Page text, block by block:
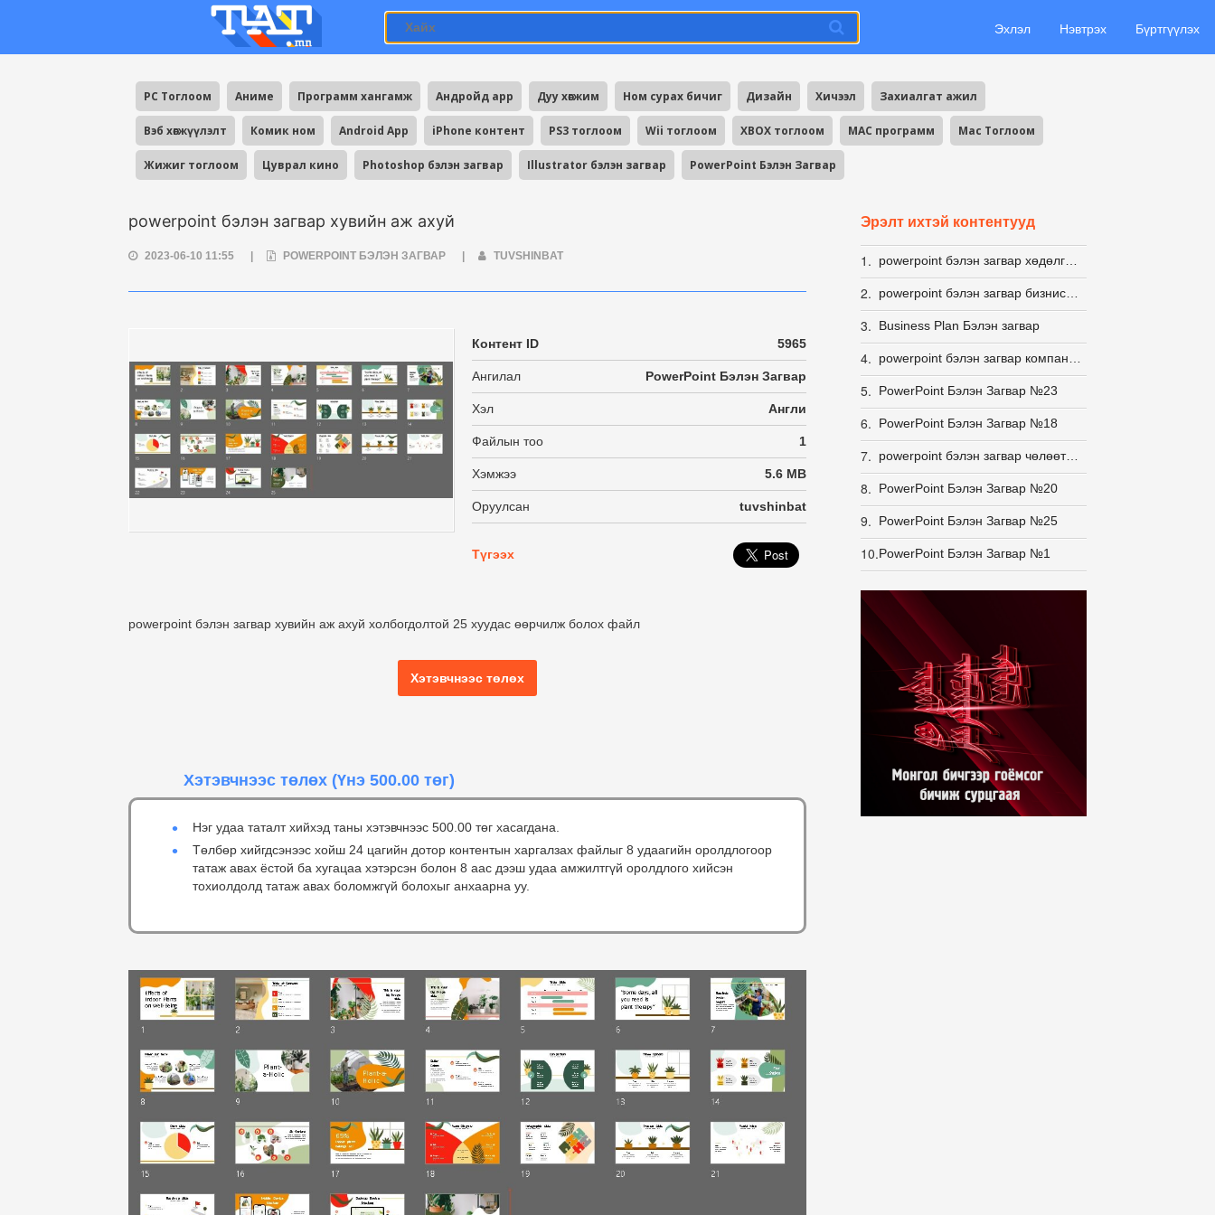
Эхлэл Нэвтрэх Бүртгүүлэх
PC Тоглоом Аниме Программ хангамж Андройд app Дуу хөгжим Ном сурах бичиг Дизайн Хичээл Захиалгат ажил
Вэб хөгжүүлэлт Комик ном Android App iPhone контент PS3 тоглоом Wii тоглоом XBOX тоглоом MAC программ Mac Тоглоом
Жижиг тоглоом Цуврал кино Photoshop бэлэн загвар Illustrator бэлэн загвар PowerPoint Бэлэн Загвар
powerpoint бэлэн загвар хувийн аж ахуй
2023-06-10 11:55 POWERPOINT БЭЛЭН ЗАГВАР TUVSHINBAT
Контент ID 5965
Ангилал PowerPoint Бэлэн Загвар
Хэл Англи
Файлын тоо 1
Хэмжээ 5.6 MB
Оруулсан tuvshinbat
Түгээх
powerpoint бэлэн загвар хувийн аж ахуй холбогдолтой 25 хуудас өөрчилж болох файл
Хэтэвчнээс төлөх
Хэтэвчнээс төлөх (Үнэ 500.00 төг)
Нэг удаа таталт хийхэд таны хэтэвчнээс 500.00 төг хасагдана.
Төлбөр хийгдсэнээс хойш 24 цагийн дотор контентын харгалзах файлыг 8 удаагийн оролдлогоор
татаж авах ёстой ба хугацаа хэтэрсэн болон 8 аас дээш удаа амжилтгүй оролдлого хийсэн
тохиолдолд татаж авах боломжгүй болохыг анхаарна уу.
Эрэлт ихтэй контентууд
1.
2.
3. Business Plan Бэлэн загвар
4.
5. PowerPoint Бэлэн Загвар №23
6. PowerPoint Бэлэн Загвар №18
7. powerpoint бэлэн загвар чөлөөт загвар
8. PowerPoint Бэлэн Загвар №20
9. PowerPoint Бэлэн Загвар №25
10.PowerPoint Бэлэн Загвар №1